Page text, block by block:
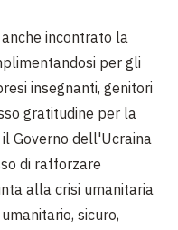
incontrato la
per gli
insegnanti, genitori
gratitudine per la
Governo dell'Ucraina
di rafforzare
alla crisi umanitaria
sicuro,